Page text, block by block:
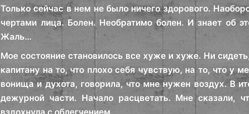
Только сейчас в нем не было ничего здорового.
чертами лица. Болен. Необратимо болен. И знает об
Жаль…
Мое состояние становилось все хуже и хуже. Ни
капитану на то, что плохо себя чувствую, на то, что у
вонища и духота, говорила, что мне нужен воздух. В
дежурной части. Начало расцветать. Мне сказали,
вздохнула с облегчением.